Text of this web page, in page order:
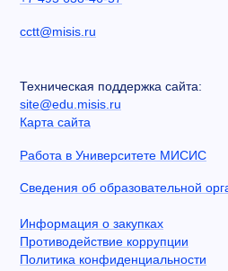
cctt@misis.ru
Техническая поддержка сайта:
site@edu.misis.ru
Карта сайта
Работа в Университете МИСИС
Сведения об образовательной
Информация о закупках
Противодействие коррупции
Политика конфиденциальности